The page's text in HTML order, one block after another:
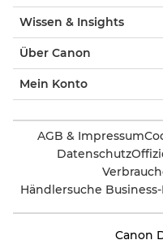
Wissen & Insights
Über Canon
Mein Konto
AGB & Impressum
Datenschutz
Händlersuche
Canon